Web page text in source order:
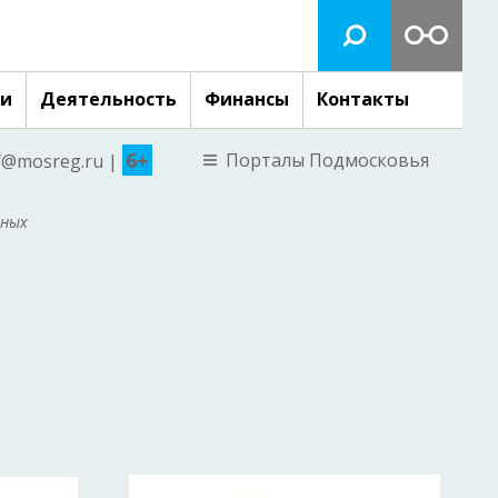
Деятельность Финансы Контакты
| 6+ Порталы Подмосковья